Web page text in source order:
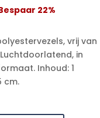
22%
vrij van
in
Inhoud: 1
cm.